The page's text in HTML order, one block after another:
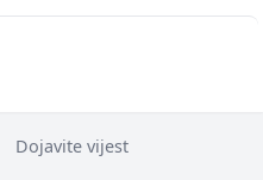
Dojavite vijest